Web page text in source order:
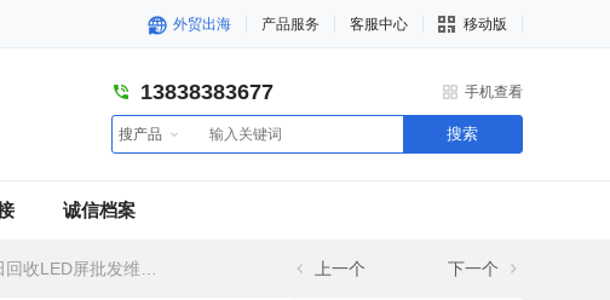
外贸出海 产品服务 客服中心 移动版
13838383677 手机查看
搜产品 搜索
诚信档案
发维修联系LED屏管家 上一个 下一个